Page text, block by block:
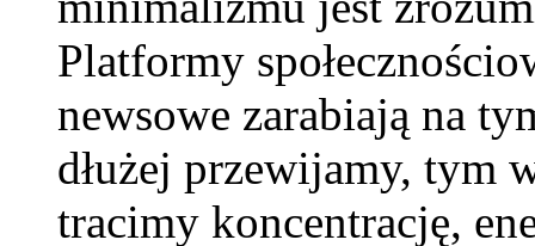
Platformy
newsowe zarabiają na
dłużej przewijamy, tym
tracimy koncentrację,